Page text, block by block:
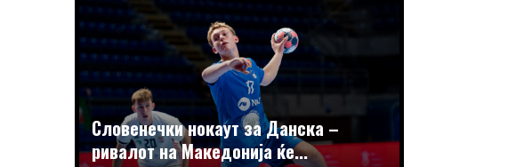
Словенечки нокаут за Данска –
ривалот на Македонија ќе...